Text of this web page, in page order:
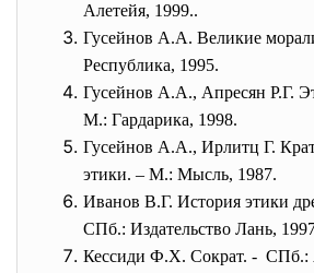
Алетейя, 1999..
Гусейнов А.А. Великие
Республика, 1995.
Гусейнов А.А., Апресян Р.Г.
М.: Гардарика, 1998.
Гусейнов А.А., Ирлитц Г.
этики. – М.: Мысль, 1987.
Иванов В.Г. История этики
СПб.: Издательство Лань,
Кессиди Ф.Х. Сократ. - СПб.: